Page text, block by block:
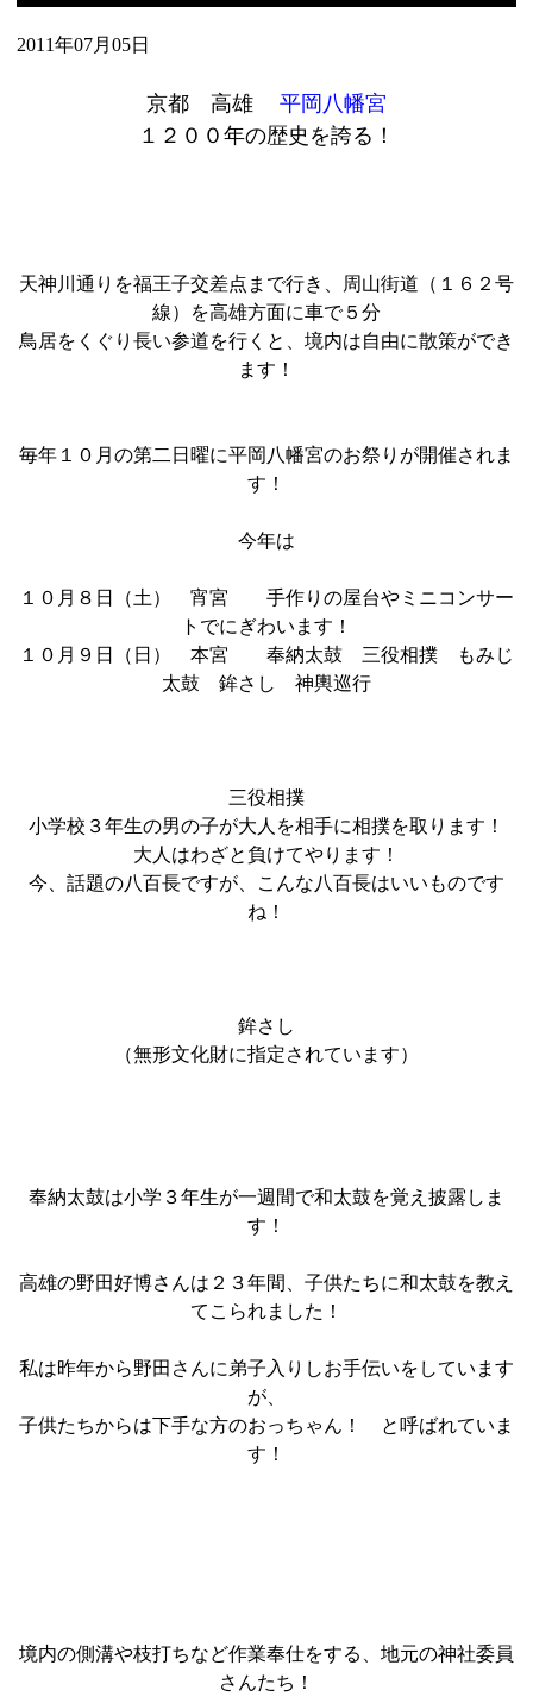
2011年07月05日
京都 高雄
平岡八幡宮
１２００年の歴史を誇る！
天神川通りを福王子交差点まで行き、周山街道（１６２号
線）を高雄方面に車で５分
鳥居をくぐり長い参道を行くと、境内は自由に散策ができ
ます！
毎年１０月の第二日曜に平岡八幡宮のお祭りが開催されま
す！
今年は
１０月８日（土） 宵宮 手作りの屋台やミニコンサー
トでにぎわいます！
１０月９日（日） 本宮 奉納太鼓 三役相撲 もみじ
太鼓 鉾さし 神輿巡行
三役相撲
小学校３年生の男の子が大人を相手に相撲を取ります！
大人はわざと負けてやります！
今、話題の八百長ですが、こんな八百長はいいものです
ね！
鉾さし
（無形文化財に指定されています）
奉納太鼓は小学３年生が一週間で和太鼓を覚え披露しま
す！
高雄の野田好博さんは２３年間、子供たちに和太鼓を教え
てこられました！
私は昨年から野田さんに弟子入りしお手伝いをしています
が、
子供たちからは下手な方のおっちゃん！
と呼ばれていま
す！
境内の側溝や枝打ちなど作業奉仕をする、地元の神社委員
さんたち！